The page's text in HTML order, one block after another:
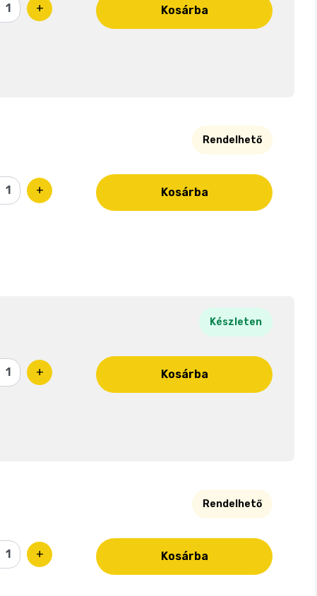
+ Kosárba
+
Rendelhető
Kosárba
+
Készleten
Kosárba
+
Rendelhető
Kosárba